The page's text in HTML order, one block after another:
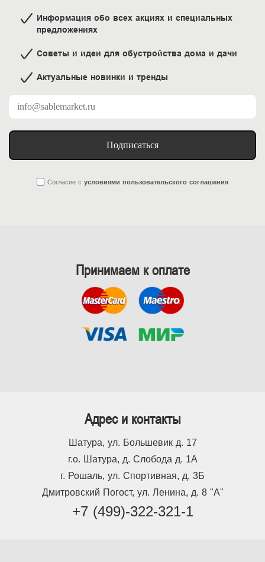
Информация обо всех акциях и специальных
предложениях
Советы и идеи для обустройства дома и дачи
Актуальные новинки и тренды
Подписаться
Согласие с условиями пользовательского соглашения
Принимаем к оплате
Адрес и контакты
Шатура, ул. Большевик д. 17
г.о. Шатура, д. Слобода д. 1А
г. Рошаль, ул. Спортивная, д. 3Б
Дмитровский Погост, ул. Ленина, д. 8 "А"
+7 (499)-322-321-1